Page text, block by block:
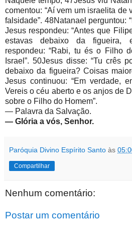
comentou: “Aí vem um israelita de
falsidade”. 48Natanael perguntou:
Jesus respondeu: “Antes que
estavas debaixo da figueira,
respondeu: “Rabi, tu és o Filho
Israel”. 50Jesus disse: “Tu crês
debaixo da figueira? Coisas
Jesus continuou: “Em verdade,
Vereis o céu aberto e os anjos de
sobre o Filho do Homem”.
— Palavra da Salvação.
— Glória a vós, Senhor.
Paróquia Divino Espírito Santo às
Compartilhar
Nenhum comentário:
Postar um comentário